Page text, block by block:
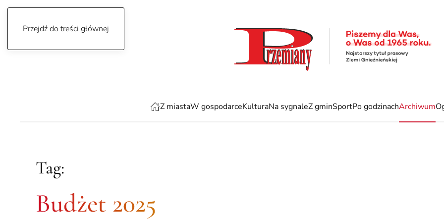
Przejdź do treści głównej
Z miastaW gospodarceKulturaNa sygnaleZ gminSportPo godzinachArchiwum
Tag:
Budżet 2025